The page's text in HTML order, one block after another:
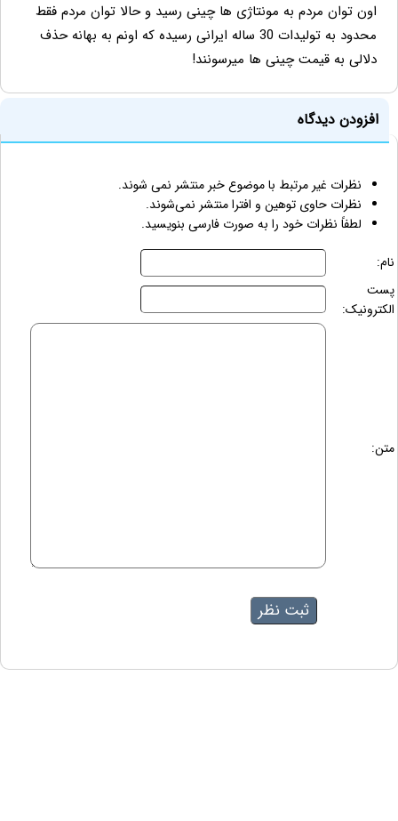
اون توان مردم به مونتاژی ها چینی رسید و حالا توان مردم فقط
محدود به تولیدات 30 ساله ایرانی رسیده که اونم به بهانه حذف
دلالی به قیمت چینی ها میرسونند!
افزودن دیدگاه
نظرات غیر مرتبط با موضوع خبر منتشر نمی شوند.
نظرات حاوی توهین و افترا منتشر نمی‌شوند.
لطفاً نظرات خود را به صورت فارسی بنویسید.
نام:
پست
الکترونیک:
متن: